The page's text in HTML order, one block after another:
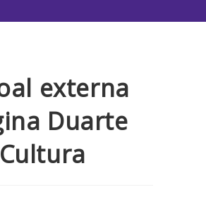
externa
Duarte